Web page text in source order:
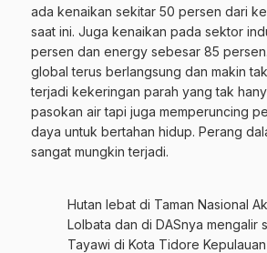
ada kenaikan sekitar 50 persen dari
saat ini. Juga kenaikan pada sektor
persen dan energy sebesar 85
global terus berlangsung dan makin
terjadi kekeringan parah yang tak
pasokan air tapi juga memperuncing
daya untuk bertahan hidup. Perang
sangat mungkin terjadi.
Hutan lebat di Taman Nasional
Lolbata dan di DASnya mengalir
Tayawi di Kota Tidore